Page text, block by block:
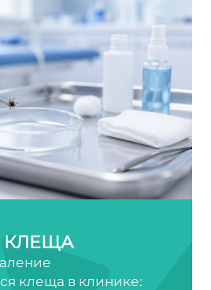
КЛЕЩА
клеща в клинике: